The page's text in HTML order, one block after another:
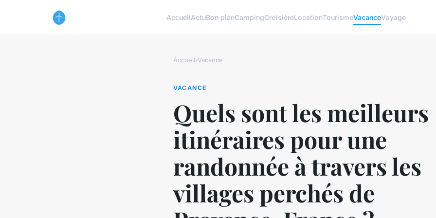
AccueilActuBon planCampingCroisièreLocationTourismeVacanceVoyage
Accueil›Vacance
VACANCE
Quels sont les meilleurs
itinéraires pour une
randonnée à travers les
villages perchés de